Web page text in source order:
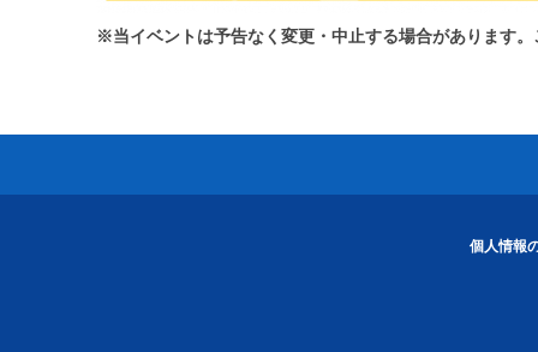
※当イベントは予告なく変更・中止する場合があります
個人情報